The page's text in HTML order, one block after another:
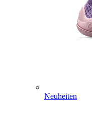
Neuheiten